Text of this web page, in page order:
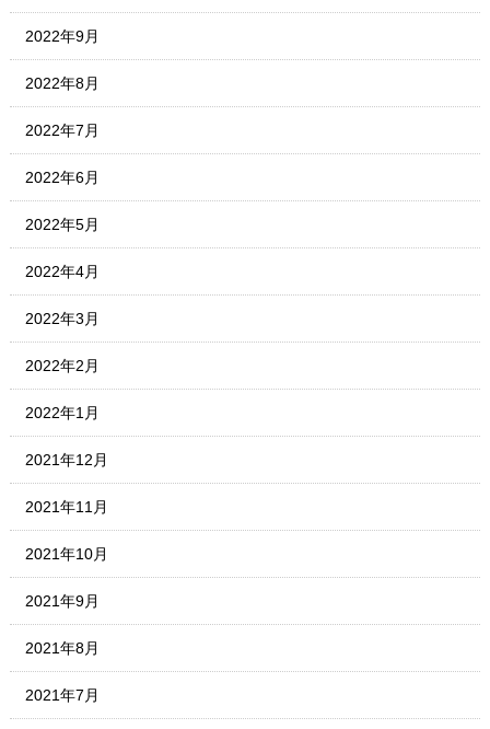
2022年9月
2022年8月
2022年7月
2022年6月
2022年5月
2022年4月
2022年3月
2022年2月
2022年1月
2021年12月
2021年11月
2021年10月
2021年9月
2021年8月
2021年7月